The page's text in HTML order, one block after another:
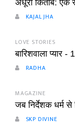
अधूरी किताब: एक
KAJAL JHA
LOVE STORIES
बारिशवाला प्यार - 1
RADHA
MAGAZINE
जब निर्देशक धर्म से
SKP DIVINE